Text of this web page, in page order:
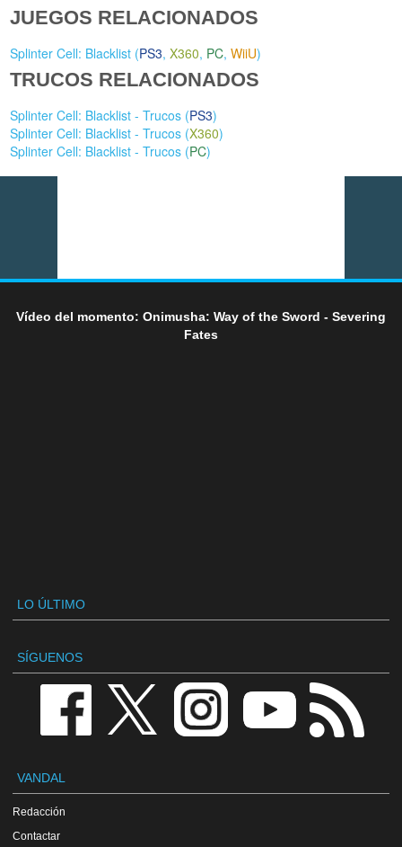
JUEGOS RELACIONADOS
Splinter Cell: Blacklist (PS3,X360, PC,WiiU)
TRUCOS RELACIONADOS
Splinter Cell: Blacklist - Trucos (PS3)
Splinter Cell: Blacklist - Trucos (X360)
Splinter Cell: Blacklist - Trucos (PC)
Vídeo del momento: Onimusha: Way of the Sword - Severing
Fates
LO ÚLTIMO
SÍGUENOS
VANDAL
Redacción
Contactar